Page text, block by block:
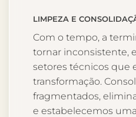
LIMPEZA E
Com o tempo, a
tornar inconsistente,
setores técnicos que
transformação.
fragmentados,
e estabelecemos